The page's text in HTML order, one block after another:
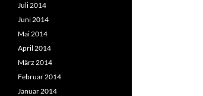
Juli 2014
Juni 2014
Mai 2014
April 2014
März 2014
Februar 2014
Januar 2014